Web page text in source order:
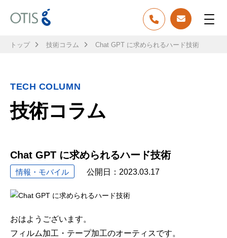
トップ 技術コラム Chat GPT に求められるハード技術
TECH COLUMN
技術コラム
Chat GPT に求められるハード技術
情報・モバイル 公開日： 2023.03.17
おはようございます。
フィルム加工・テープ加工のオーティスです。